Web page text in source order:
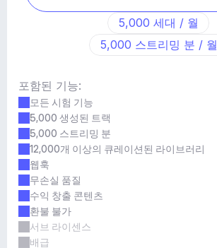
5,000 세대 / 월
5,000 스트리밍 분 / 월
포함된 기능:
모든 시험 기능
5,000 생성된 트랙
5,000 스트리밍 분
12,000개 이상의 큐레이션된 라이브러리
웹훅
무손실 품질
수익 창출 콘텐츠
환불 불가
서브 라이센스
배급